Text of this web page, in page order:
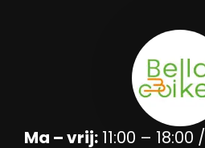
Ma – vrij:11:00 – 18:00 /